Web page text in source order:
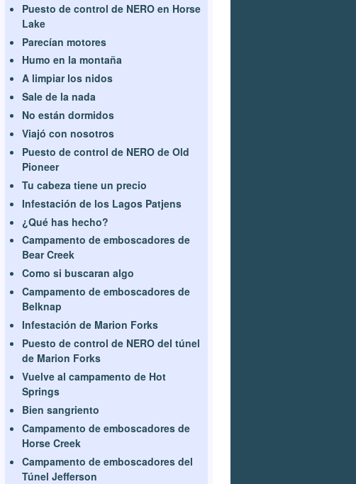
Puesto de control de NERO en Horse
Lake
Parecían motores
Humo en la montaña
A limpiar los nidos
Sale de la nada
No están dormidos
Viajó con nosotros
Puesto de control de NERO de Old
Pioneer
Tu cabeza tiene un precio
Infestación de los Lagos Patjens
¿Qué has hecho?
Campamento de emboscadores de
Bear Creek
Como si buscaran algo
Campamento de emboscadores de
Belknap
Infestación de Marion Forks
Puesto de control de NERO del túnel
de Marion Forks
Vuelve al campamento de Hot
Springs
Bien sangriento
Campamento de emboscadores de
Horse Creek
Campamento de emboscadores del
Túnel Jefferson